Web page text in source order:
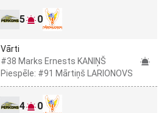
5 0
Vārti
#38 Marks Ernests KANIŅŠ
Piespēle: #91 Mārtiņš LARIONOVS
4 0